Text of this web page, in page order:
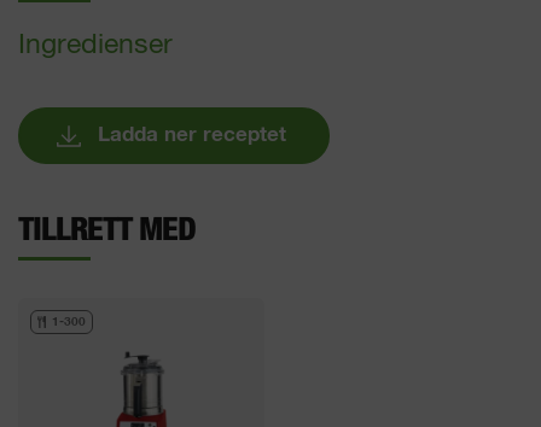
Ingredienser
Ladda ner receptet
TILLRETT MED
1-300